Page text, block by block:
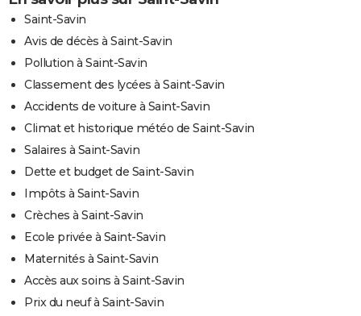
Saint-Savin
Avis de décès à Saint-Savin
Pollution à Saint-Savin
Classement des lycées à Saint-Savin
Accidents de voiture à Saint-Savin
Climat et historique météo de Saint-Savin
Salaires à Saint-Savin
Dette et budget de Saint-Savin
Impôts à Saint-Savin
Crèches à Saint-Savin
Ecole privée à Saint-Savin
Maternités à Saint-Savin
Accès aux soins à Saint-Savin
Prix du neuf à Saint-Savin